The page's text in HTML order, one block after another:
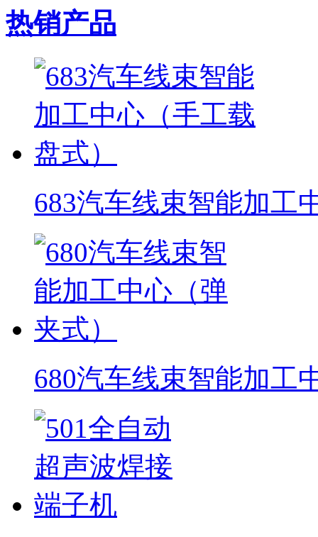
热销产品
683汽车线束智能加工
680汽车线束智能加工